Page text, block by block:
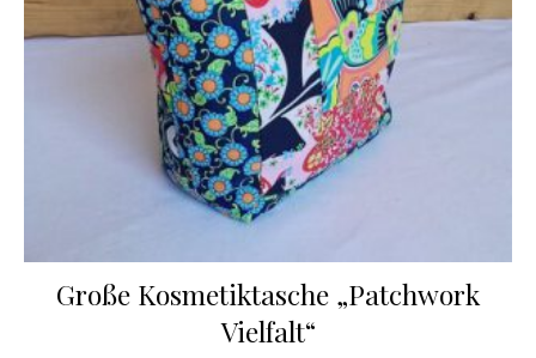
Große Kosmetiktasche „Patchwork
Vielfalt“